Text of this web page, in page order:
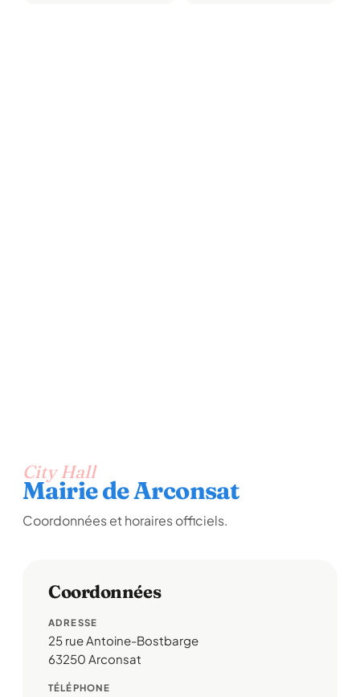
City Hall
Mairie de Arconsat
Coordonnées et horaires officiels.
Coordonnées
ADRESSE
25 rue Antoine-Bostbarge
63250 Arconsat
TÉLÉPHONE